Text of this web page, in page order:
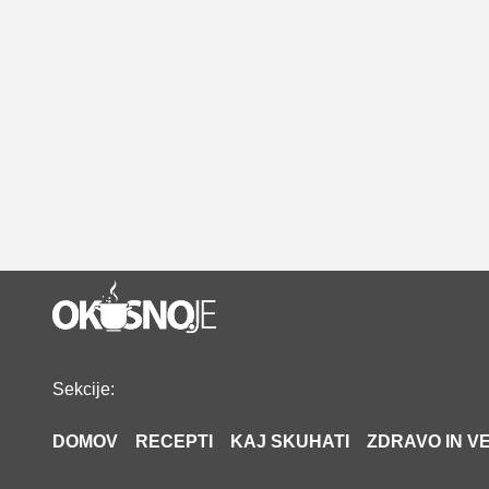
Sekcije:
DOMOV RECEPTI KAJ SKUHATI ZDRAVO IN